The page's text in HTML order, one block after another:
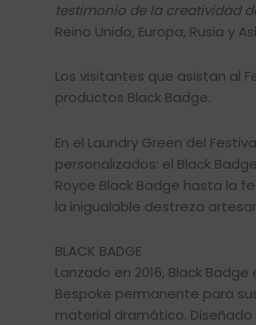
testimonio de la creatividad
Reino Unido, Europa, Rusia y
Los visitantes que asistan al
productos Black Badge.
En el Laundry Green del
personalizados: el Black
Royce Black Badge hasta la
la inigualable destreza
BLACK BADGE
Lanzado en 2016, Black
Bespoke permanente para
material dramático.